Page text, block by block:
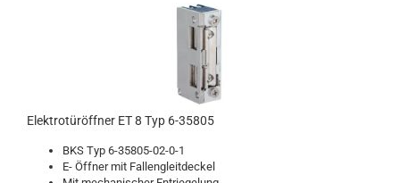
Elek­tro­tür­öff­ner ET 8 Typ 6-​35805
BKS Typ 6-​35805-02-0-1
E- Öff­ner mit Fal­len­gleit­de­ckel